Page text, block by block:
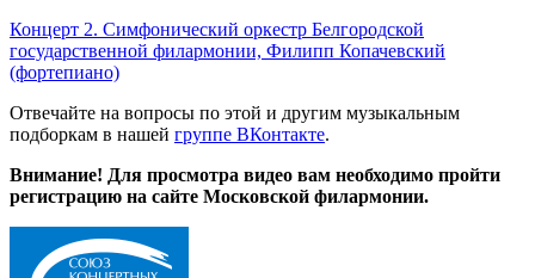
Концерт 2. Симфонический оркестр Белгородской
государственной филармонии, Филипп Копачевский
(фортепиано)
Отвечайте на вопросы по этой и другим музыкальным
подборкам в нашей группе ВКонтакте.
Внимание! Для просмотра видео вам необходимо пройти
регистрацию на сайте Московской филармонии.